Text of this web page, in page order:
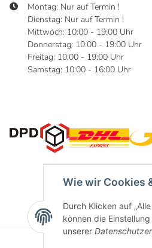
Wie wir Cookies
Durch Klicken auf
können die
unserer
Montag: Nur auf Termin !
Dienstag: Nur auf Termin !
Mittwoch: 10:00 - 19:00 Uhr
Donnerstag: 10:00 - 19:00 Uhr
Freitag: 10:00 - 19:00 Uhr
Samstag: 10:00 - 16:00 Uhr